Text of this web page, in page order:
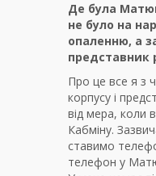
Де була
не було на
опаленню, а
представник
Про це все я з
корпусу і
від мера, коли
Кабміну.
ставимо
телефон у